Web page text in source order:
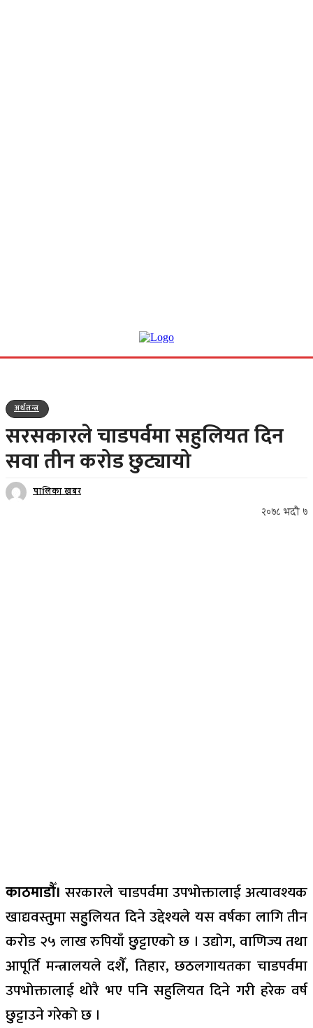
अर्थतन्त्र
सरसकारले चाडपर्वमा सहुलियत दिन
सवा तीन करोड छुट्यायो
पालिका खबर
२०७८ भदौ ७
काठमाडौँ। सरकारले चाडपर्वमा उपभोक्तालाई अत्यावश्यक
खाद्यवस्तुुमा सहुुलियत दिने उद्देश्यले यस वर्षका लागि तीन
करोड २५ लाख रुपियाँ छुुट्टाएको छ । उद्योग, वाणिज्य तथा
आपूर्ति मन्त्रालयले दशैँ, तिहार, छठलगायतका चाडपर्वमा
उपभोक्तालाई थोरै भए पनि सहुुलियत दिने गरी हरेक वर्ष
छुुट्टाउने गरेको छ ।